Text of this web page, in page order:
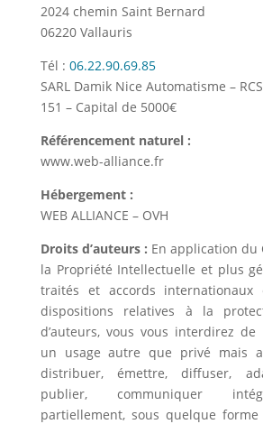
2024 chemin Saint Bernard
06220 Vallauris
Tél : 06.22.90.69.85
SARL Damik Nice Automatisme –
151 – Capital de 5000€
Référencement naturel :
www.web-alliance.fr
Hébergement :
WEB ALLIANCE – OVH
Droits d’auteurs : En application du
la Propriété Intellectuelle et plus
traités et accords internationaux
dispositions relatives à la
d’auteurs, vous vous interdirez
un usage autre que privé mais
distribuer, émettre, diffuser,
publier, communiquer
partiellement, sous quelque